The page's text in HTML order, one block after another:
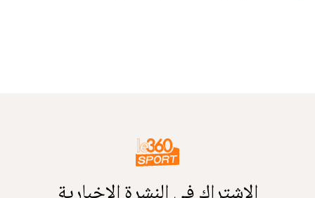
الاشتراك في النشرة الإخبارية